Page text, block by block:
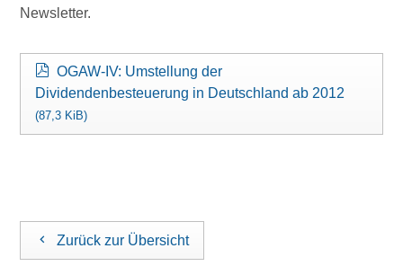
Newsletter.
OGAW-IV: Umstellung der
Dividendenbesteuerung in Deutschland ab 2012
(87,3 KiB)
Zurück zur Übersicht